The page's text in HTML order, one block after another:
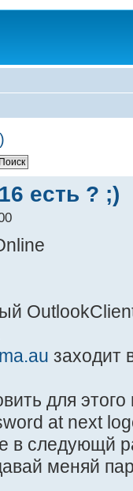
есть ? ;)
заходит
для этого
at next
в следующй
меняй